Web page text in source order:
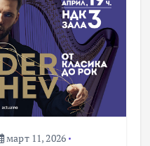
март 11, 2026